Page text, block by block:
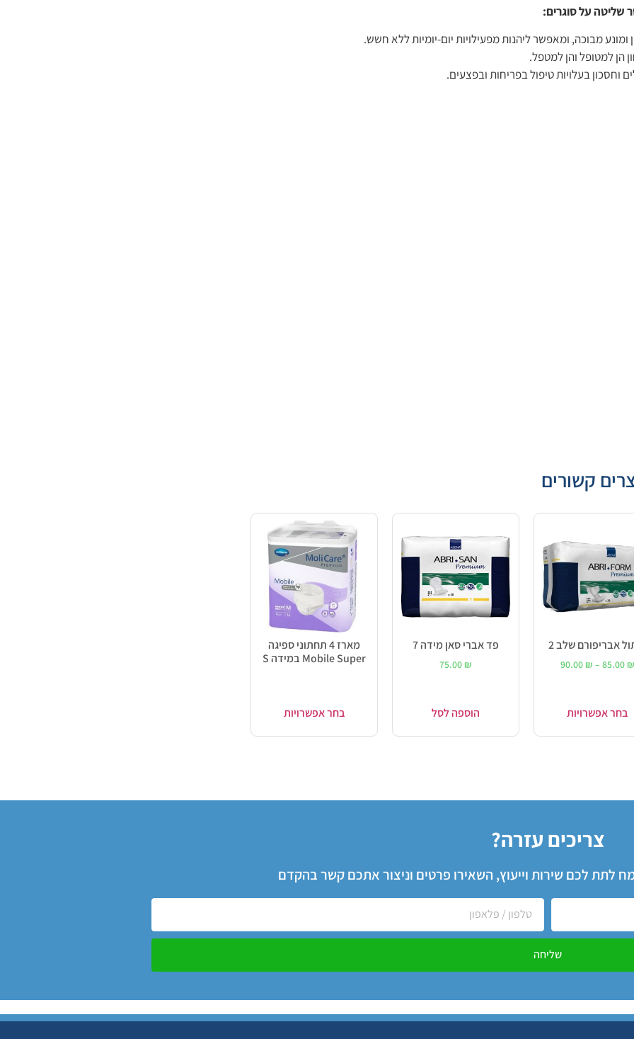
שליטה על סוגרים:
מבוכה, ומאפשר ליהנות מפעילויות יום-יומיות ללא חשש.
הן למטופל והן למטפל.
בעלויות טיפול בפריחות ובפצעים.
קשורים
אבריפורם שלב 2
85.00 ₪
–
90.00 ₪
בחר אפשרויות
פד אברי סאן מידה 7
75.00 ₪
הוספה לסל
מארז 4 תחתוני ספיגה
Mobile Super במידה S
בחר אפשרויות
צריכים עזרה?
לתת לכם שירות וייעוץ, השאירו פרטים וניצור אתכם קשר בהקדם
שליחה